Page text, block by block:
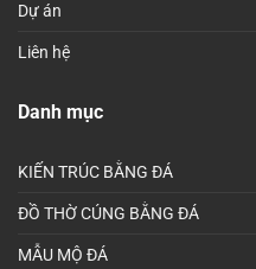
Dự án
Liên hệ
Danh mục
KIẾN TRÚC BẰNG ĐÁ
ĐỒ THỜ CÚNG BẰNG ĐÁ
MẪU MỘ ĐÁ